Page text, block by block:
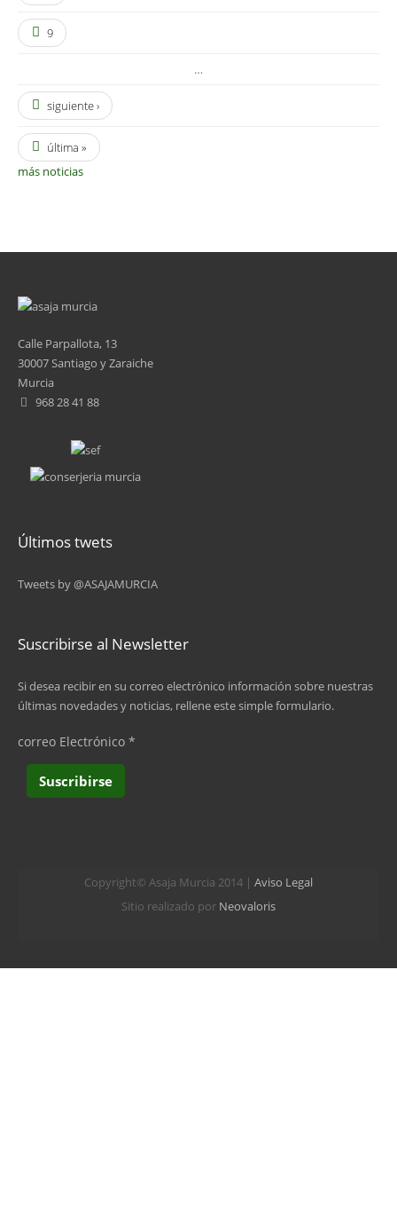
9
…
siguiente ›
última »
más noticias
Calle Parpallota, 13
30007 Santiago y Zaraiche
Murcia
968 28 41 88
Últimos twets
Tweets by @ASAJAMURCIA
Suscribirse al Newsletter
Si desea recibir en su correo electrónico información sobre nuestras
últimas novedades y noticias, rellene este simple formulario.
correo Electrónico *
Copyright© Asaja Murcia 2014 | Aviso Legal
Sitio realizado por Neovaloris